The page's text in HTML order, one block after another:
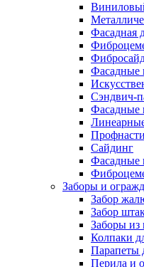
Фасадная
Фасадные
Сэндвич-
Фасадные
Сайдинг
Фасадные
Заборы и
Забор
Забор
Заборы из
Колпаки
Парапеты
Перила и